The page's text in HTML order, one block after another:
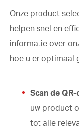
Onze product
helpen snel en
informatie over
hoe u er optimaal
Scan de
uw product
tot alle